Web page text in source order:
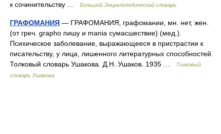
к сочинительству …
Большой Энциклопедический словарь
ГРАФОМАНИЯ — ГРАФОМАНИЯ, графомании, мн. нет, жен.
(от греч. grapho пишу и mania сумасшествие) (мед.).
Психическое заболевание, выражающееся в пристрастии к
писательству, у лица, лишенного литературных способностей.
Толковый словарь Ушакова. Д.Н. Ушаков. 1935 …
Толковый
словарь Ушакова